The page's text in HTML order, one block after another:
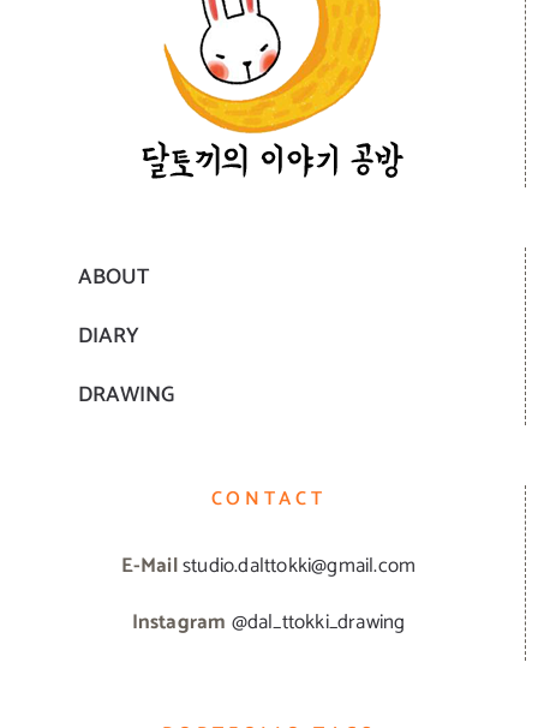
ABOUT
DIARY
DRAWING
CONTACT
E-Mailstudio.dalttokki@gmail.com
Instagram @dal_ttokki_drawing